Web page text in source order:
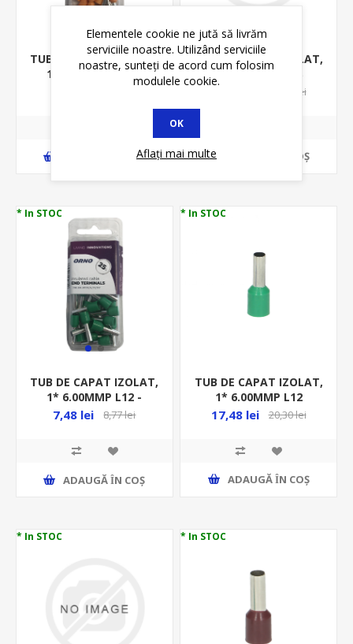
TUB DE CAPAT IZOLAT,
1* 4.00MMP L10 -
25BUC/BLISTER -
ADAUGĂ ȊN COŞ
TUB DE CAPAT IZOLAT,
1* 4.00MMP L18
-100BUC/PUNGA - GRI
37,53 lei
ADAUGĂ ȊN COŞ
* In STOC
TUB DE CAPAT IZOLAT,
1* 6.00MMP L12 -
25BUC/BLISTER - VERDE
7,48 lei 8,77 lei
ADAUGĂ ȊN COŞ
* In STOC
TUB DE CAPAT IZOLAT,
1* 6.00MMP L12
-100BUC/PUNGA -
17,48 lei 20,30 lei
ADAUGĂ ȊN COŞ
* In STOC * In STOC
Elementele cookie ne jută să livrăm
serviciile noastre. Utilizând serviciile
noastre, sunteți de acord cum folosim
modulele cookie.
OK
Aflați mai multe